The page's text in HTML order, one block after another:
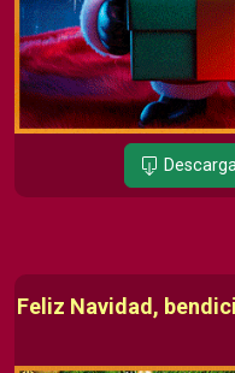
Feliz Navidad,